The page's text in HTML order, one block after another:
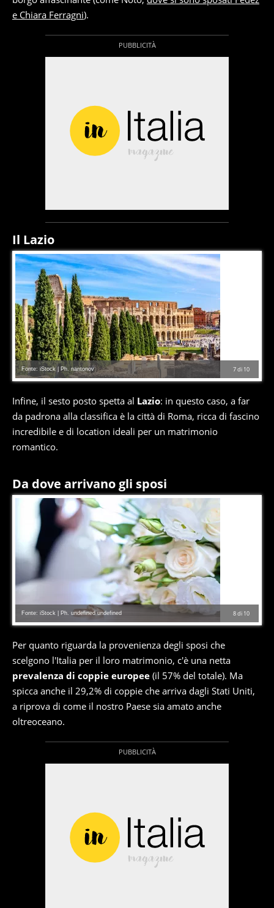
e Chiara Ferragni).
Il Lazio
7di 10
Fonte: iStock | Ph. nantonov
Infine, il sesto posto spetta al Lazio: in questo caso, a far
da padrona alla classifica è la città di Roma, ricca di fascino
incredibile e di location ideali per un matrimonio
romantico.
Da dove arrivano gli sposi
8di 10
Fonte: iStock | Ph. undefined undefined
Per quanto riguarda la provenienza degli sposi che
scelgono l'Italia per il loro matrimonio, c'è una netta
prevalenza di coppie europee (il 57% del totale). Ma
spicca anche il 29,2% di coppie che arriva dagli Stati Uniti,
a riprova di come il nostro Paese sia amato anche
oltreoceano.